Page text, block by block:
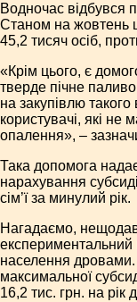
Водночас відбувся
Станом на жовтень
45,2 тисяч осіб,
«Крім цього, є
тверде пічне
на закупівлю
користувачі, які не
опалення», –
Така допомога
нарахування
сім’ї за минулий рік.
Нагадаємо,
експериментальний
населення дровами.
максимальної
16,2 тис. грн. на рік